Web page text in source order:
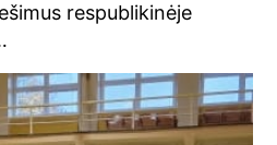
respublikinėje